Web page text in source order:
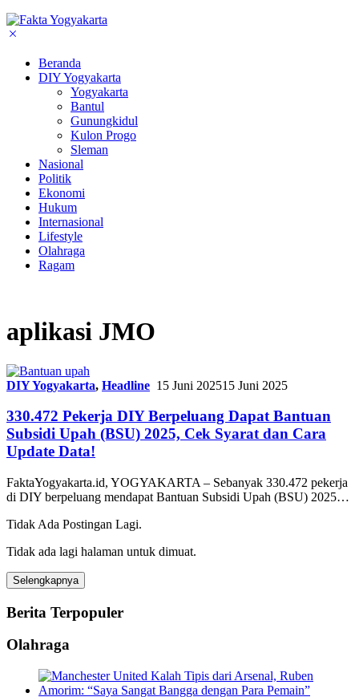
Beranda
DIY Yogyakarta
Yogyakarta
Bantul
Gunungkidul
Kulon Progo
Sleman
Nasional
Politik
Ekonomi
Hukum
Internasional
Lifestyle
Olahraga
Ragam
aplikasi JMO
DIY Yogyakarta, Headline 15 Juni 202515 Juni 2025
330.472 Pekerja DIY Berpeluang Dapat Bantuan
Subsidi Upah (BSU) 2025, Cek Syarat dan Cara
Update Data!
FaktaYogyakarta.id, YOGYAKARTA – Sebanyak 330.472 pekerja
di DIY berpeluang mendapat Bantuan Subsidi Upah (BSU) 2025…
Tidak Ada Postingan Lagi.
Tidak ada lagi halaman untuk dimuat.
Selengkapnya
Berita Terpopuler
Olahraga